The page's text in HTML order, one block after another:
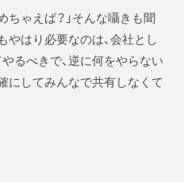
ちゃえば？」そんな囁きも聞
やはり必要なのは、会社とし
るべきで、逆に何をやらない
にしてみんなで共有しなくて